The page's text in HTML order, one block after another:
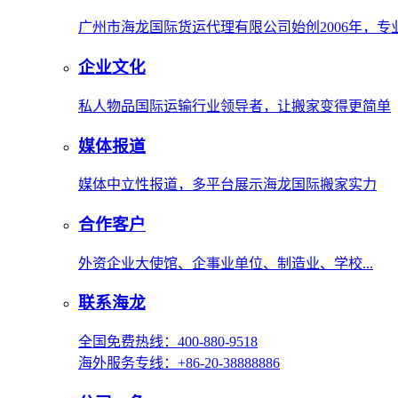
广州市海龙国际货运代理有限公司始创2006年，
企业文化
私人物品国际运输行业领导者，让搬家变得更简单
媒体报道
媒体中立性报道，多平台展示海龙国际搬家实力
合作客户
外资企业大使馆、企事业单位、制造业、学校...
联系海龙
全国免费热线：400-880-9518
海外服务专线：+86-20-38888886